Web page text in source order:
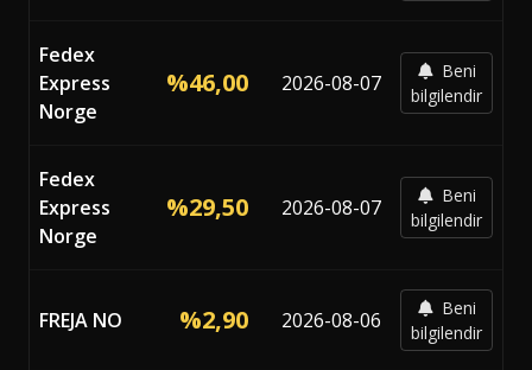
Fedex
Express
Norge
%46,00 2026-08-07
Beni
bilgilendir
Fedex
Express
Norge
%29,50 2026-08-07
Beni
bilgilendir
FREJA NO %2,90 2026-08-06
Beni
bilgilendir